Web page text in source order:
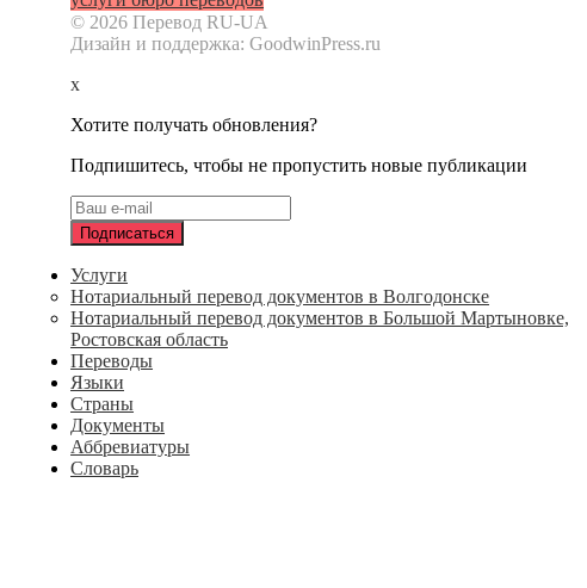
© 2026 Перевод RU-UA
Дизайн и поддержка: GoodwinPress.ru
x
Хотите получать обновления?
Подпишитесь, чтобы не пропустить новые публикации
Услуги
Нотариальный перевод документов в Волгодонске
Нотариальный перевод документов в Большой Мартыновке,
Ростовская область
Переводы
Языки
Страны
Документы
Аббревиатуры
Словарь